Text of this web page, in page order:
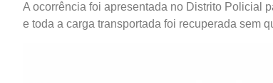
A ocorrência foi apresentada no Distrito Policial
e toda a carga transportada foi recuperada sem